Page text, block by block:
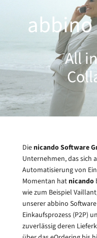
All
DienicandoSoftware
Unternehmen, das sich
Automatisierung von
Momentan hatnicando
wie zum Beispiel
unserer abbino
Einkaufsprozess (P2P)
zuverlässig deren